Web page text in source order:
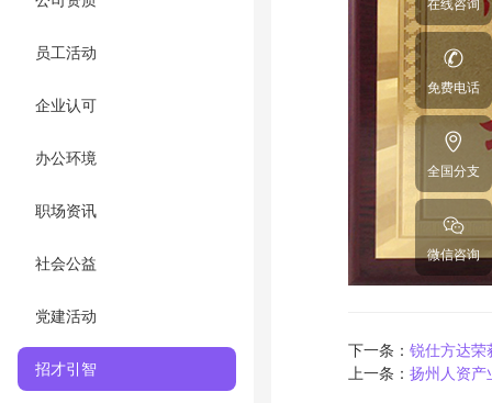
员工活动
企业认可
办公环境
职场资讯
社会公益
党建活动
招才引智
下一条： 锐仕方达荣
上一条： 扬州人资产
在线咨询
免费电话
全国分支
微信咨询